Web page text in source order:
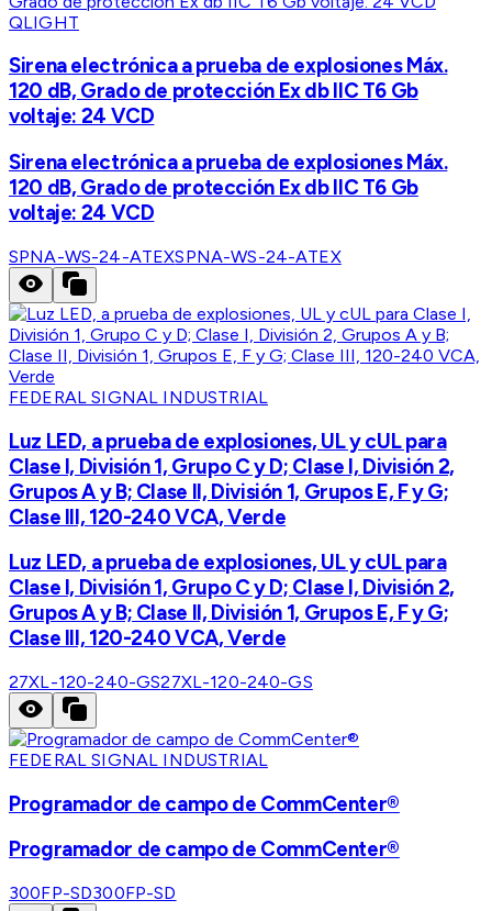
QLIGHT
Sirena electrónica a prueba de explosiones Máx.
120 dB, Grado de protección Ex db IIC T6 Gb
voltaje: 24 VCD
Sirena electrónica a prueba de explosiones Máx.
120 dB, Grado de protección Ex db IIC T6 Gb
voltaje: 24 VCD
SPNA-WS-24-ATEXSPNA-WS-24-ATEX
FEDERAL SIGNAL INDUSTRIAL
Luz LED, a prueba de explosiones, UL y cUL para
Clase I, División 1, Grupo C y D; Clase I, División 2,
Grupos A y B; Clase II, División 1, Grupos E, F y G;
Clase III, 120-240 VCA, Verde
Luz LED, a prueba de explosiones, UL y cUL para
Clase I, División 1, Grupo C y D; Clase I, División 2,
Grupos A y B; Clase II, División 1, Grupos E, F y G;
Clase III, 120-240 VCA, Verde
27XL-120-240-GS27XL-120-240-GS
FEDERAL SIGNAL INDUSTRIAL
Programador de campo de CommCenter®
Programador de campo de CommCenter®
300FP-SD300FP-SD